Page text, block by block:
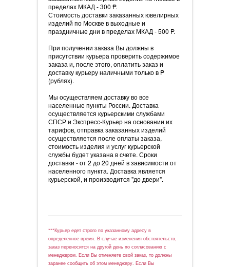
пределах МКАД - 300 =
P.
Стоимость доставки заказанных ювелирных
изделий по Москве в выходные и
праздничные дни в пределах МКАД - 500 =
P.
При получении заказа Вы должны в
присутствии курьера проверить содержимое
заказа и, после этого, оплатить заказ и
доставку курьеру наличными только в =
P
(рублях).
Мы осуществляем доставку во все
населенные пункты России. Доставка
осуществляется курьерскими службами
СПСР и Экспресс-Курьер на основании их
тарифов, отправка заказанных изделий
осуществляется после оплаты заказа,
стоимость изделия и услуг курьерской
службы будет указана в счете. Сроки
доставки - от 2 до 20 дней в зависимости от
населенного пункта. Доставка является
курьерской, и производится "до двери".
***Курьер едет строго по указанному адресу в
определенное время. В случае изменения обстоятельств,
заказ переносится на другой день по согласованию с
менеджером. Если Вы отменяете свой заказ, то должны
заранее сообщить об этом менеджеру. Если Вы